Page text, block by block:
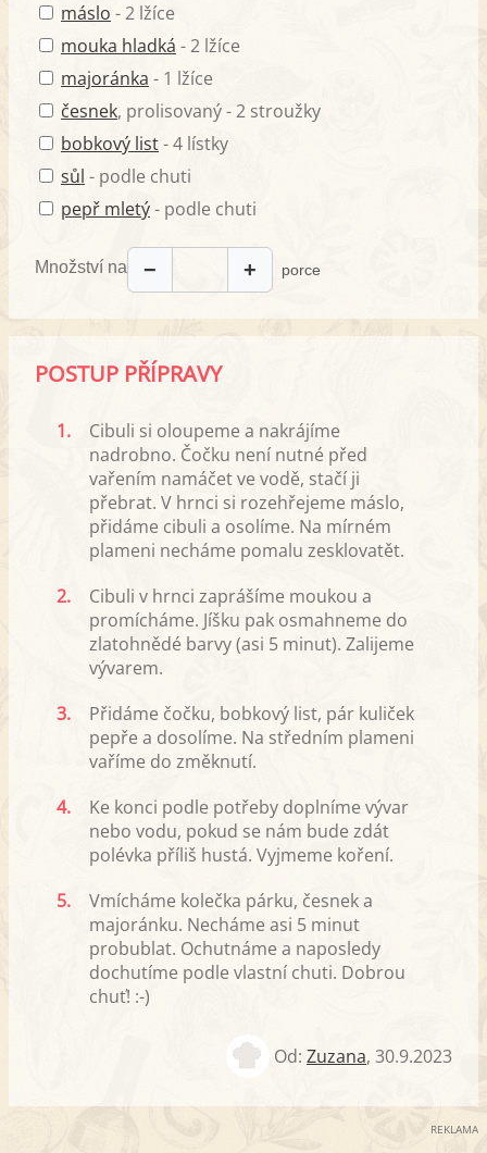
máslo - 2 lžíce
mouka hladká - 2 lžíce
majoránka - 1 lžíce
česnek, prolisovaný - 2 stroužky
bobkový list- 4 lístky
sůl - podle chuti
pepř mletý- podle chuti
Množství na − + porce
POSTUP PŘÍPRAVY
1.
Cibuli si oloupeme a nakrájíme
nadrobno. Čočku není nutné před
vařením namáčet ve vodě, stačí ji
přebrat. V hrnci si rozehřejeme máslo,
přidáme cibuli a osolíme. Na mírném
plameni necháme pomalu zesklovatět.
2.
Cibuli v hrnci zaprášíme moukou a
promícháme. Jíšku pak osmahneme do
zlatohnědé barvy (asi 5 minut). Zalijeme
vývarem.
3.
Přidáme čočku, bobkový list, pár kuliček
pepře a dosolíme. Na středním plameni
vaříme do změknutí.
4.
Ke konci podle potřeby doplníme vývar
nebo vodu, pokud se nám bude zdát
polévka příliš hustá. Vyjmeme koření.
5.
Vmícháme kolečka párku, česnek a
majoránku. Necháme asi 5 minut
probublat. Ochutnáme a naposledy
dochutíme podle vlastní chuti. Dobrou
chuť! :-)
Od: Zuzana, 30.9.2023
REKLAMA